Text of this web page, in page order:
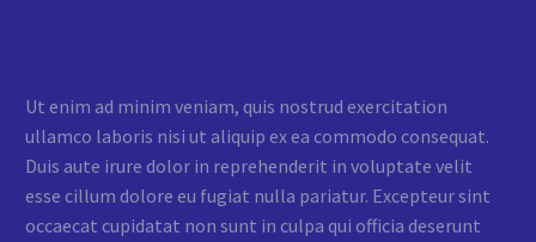
Ut enim ad minim veniam, quis nostrud exercitation
ullamco laboris nisi ut aliquip ex ea commodo consequat.
Duis aute irure dolor in reprehenderit in voluptate velit
esse cillum dolore eu fugiat nulla pariatur. Excepteur sint
occaecat cupidatat non sunt in culpa qui officia deserunt